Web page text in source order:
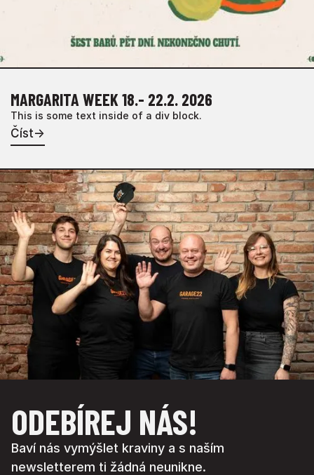
MARGARITA WEEK 18.- 22.2. 2026
This is some text inside of a div block.
Číst→
ODEBÍREJ NÁS!
Baví nás vymýšlet kraviny a s naším
newsletterem ti žádná neunikne.